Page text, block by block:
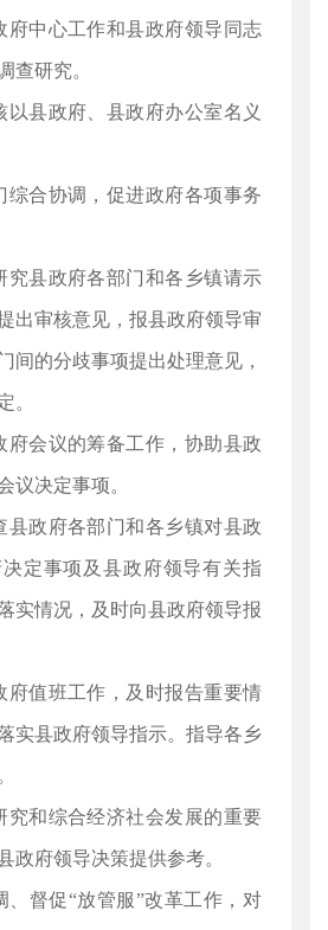
府中心工作和县政府领导同志
查研究。
以县政府、县政府办公室名义
综合协调，促进政府各项事务
究县政府各部门和各乡镇请示
出审核意见，报县政府领导审
间的分歧事项提出处理意见，
。
府会议的筹备工作，协助县政
议决定事项。
县政府各部门和各乡镇对县政
定事项及县政府领导有关指
实情况，及时向县政府领导报
府值班工作，及时报告重要情
实县政府领导指示。指导各乡
究和综合经济社会发展的重要
政府领导决策提供参考。
、督促“放管服”改革工作，对